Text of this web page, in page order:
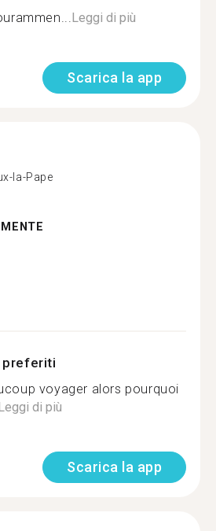
Leggi di più
Scarica la app
la-Pape
preferiti
voyager alors pourquoi
di più
Scarica la app